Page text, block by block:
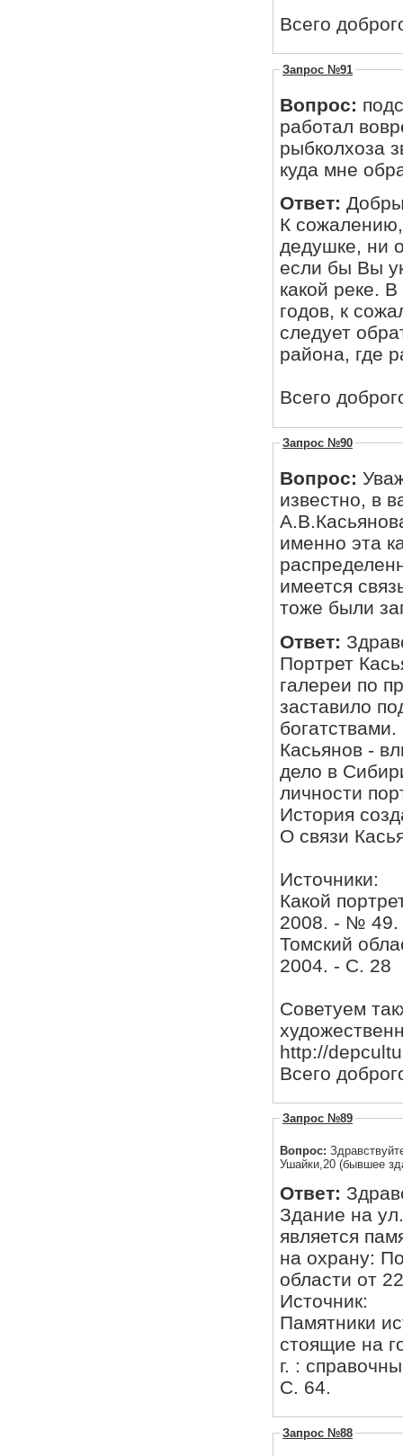
Всего
Запрос №91
Вопрос:
работал вовремя войны 1943-
рыбколхоза
Ответ:
К
дедушке, ни
если бы Вы
какой реке.
годов, к
следует
района, где
Всего
Запрос №90
Вопрос:
известно, в
именно эта
имеется
тоже были
Ответ:
Портрет
галереи по
заставило
богатствами.
Касьянов -
дело в
личности
История
О связи
Источники:
Какой
2008. - №
Томский
2004. - С. 28
Советуем
http://
Всего
Запрос №89
Вопрос:
Ушайки,20 (бывшее
Ответ:
Здание на
является
на охрану:
области от
Источник:
Памятники
стоящие на
г. :
С. 64.
Запрос №88